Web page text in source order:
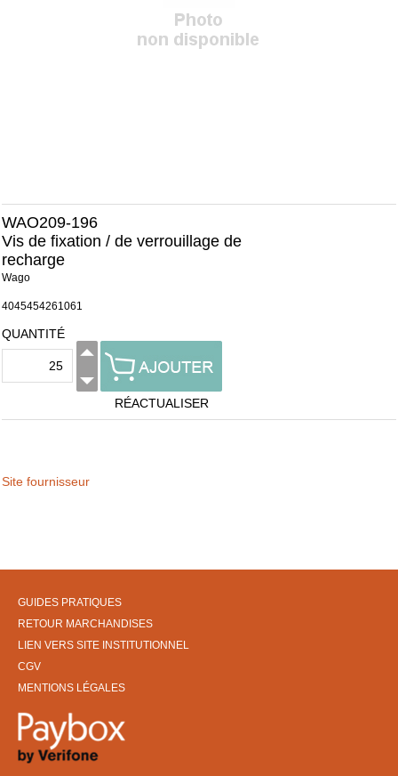
WAO209-196
Vis de fixation / de verrouillage de
recharge
Wago
4045454261061
QUANTITÉ
RÉACTUALISER
Site fournisseur
GUIDES PRATIQUES
RETOUR MARCHANDISES
LIEN VERS SITE INSTITUTIONNEL
CGV
MENTIONS LÉGALES